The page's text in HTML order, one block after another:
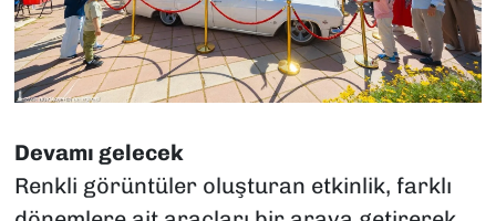
Devamı gelecek
Renkli görüntüler oluşturan etkinlik, farklı